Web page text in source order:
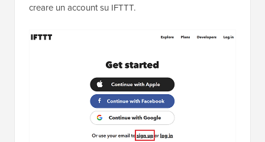
creare un account su IFTTT.